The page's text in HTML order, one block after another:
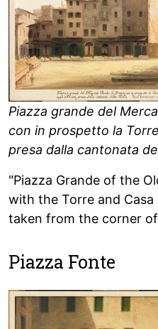
Piazza grande del
con in prospetto la
presa dalla cantonata
"Piazza Grande of the
with the Torre and
taken from the corner
Piazza Fonte